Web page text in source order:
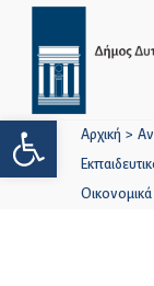
Ανοίξτε
Αρχική >